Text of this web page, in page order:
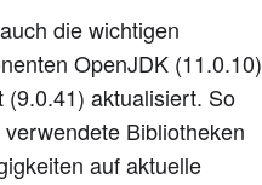
die wichtigen
OpenJDK (11.0.10)
(9.0.41) aktualisiert. So
Bibliotheken
auf aktuelle